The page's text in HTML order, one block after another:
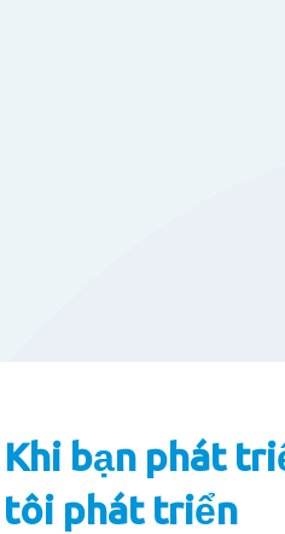
Khi bạn phát
tôi phát triển